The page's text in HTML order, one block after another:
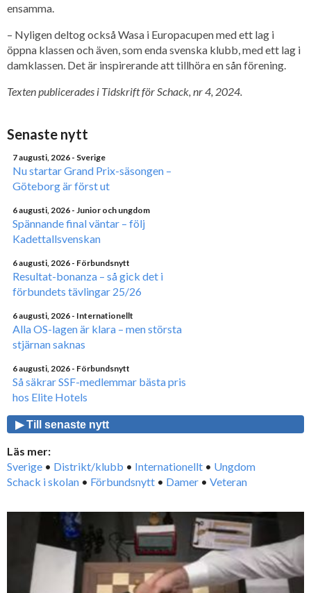
ensamma.
– Nyligen deltog också Wasa i Europacupen med ett lag i
öppna klassen och även, som enda svenska klubb, med ett lag i
damklassen. Det är inspirerande att tillhöra en sån förening.
Texten publicerades i Tidskrift för Schack, nr 4, 2024.
Senaste nytt
7 augusti, 2026 - Sverige
Nu startar Grand Prix-säsongen –
Göteborg är först ut
6 augusti, 2026 - Junior och ungdom
Spännande final väntar – följ
Kadettallsvenskan
6 augusti, 2026 - Förbundsnytt
Resultat-bonanza – så gick det i
förbundets tävlingar 25/26
6 augusti, 2026 - Internationellt
Alla OS-lagen är klara – men största
stjärnan saknas
6 augusti, 2026 - Förbundsnytt
Så säkrar SSF-medlemmar bästa pris
hos Elite Hotels
▶ Till senaste nytt
Läs mer:
Sverige • Distrikt/klubb • Internationellt • Ungdom
Schack i skolan • Förbundsnytt • Damer • Veteran